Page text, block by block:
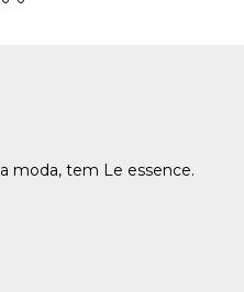
moda, tem Le essence.